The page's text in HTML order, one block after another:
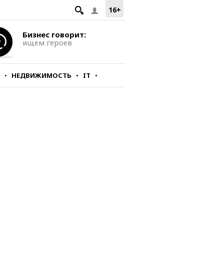
16+
Бизнес говорит:
ищем героев
НЕДВИЖИМОСТЬ IT